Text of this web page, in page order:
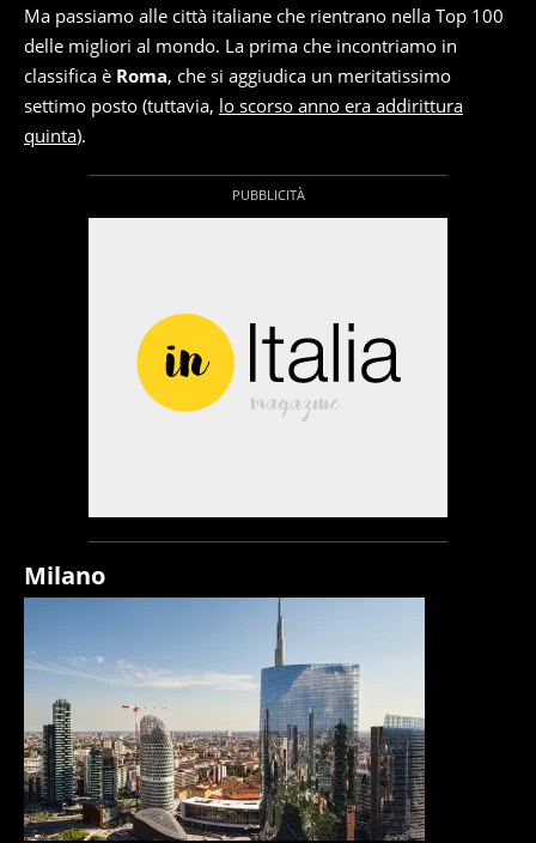
Ma passiamo alle città italiane che rientrano nella Top 100
delle migliori al mondo. La prima che incontriamo in
classifica è Roma, che si aggiudica un meritatissimo
settimo posto (tuttavia, lo scorso anno era addirittura
quinta).
Milano